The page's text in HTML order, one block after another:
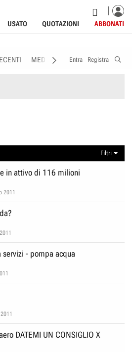
USATO QUOTAZIONI ABBONATI
MEDIA MEMBRI
Entra Registra
Filtri
in attivo di 116 milioni
2011
- pompa acqua
DATEMI UN CONSIGLIO X